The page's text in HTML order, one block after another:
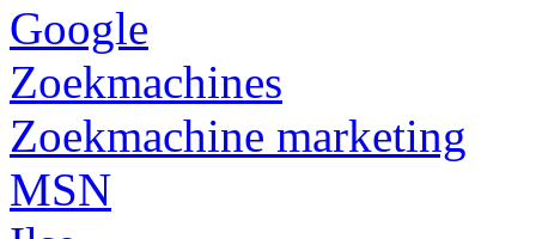
Google
Zoekmachines
Zoekmachine marketing
MSN